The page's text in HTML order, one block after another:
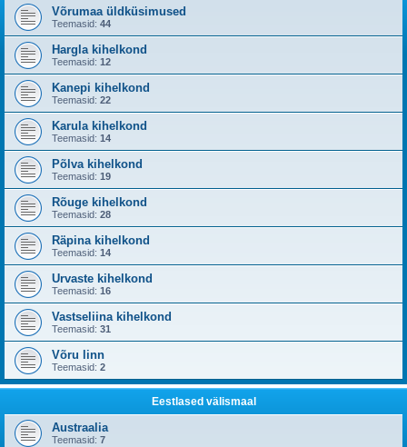
Võrumaa üldküsimused
Teemasid: 44
Hargla kihelkond
Teemasid: 12
Kanepi kihelkond
Teemasid: 22
Karula kihelkond
Teemasid: 14
Põlva kihelkond
Teemasid: 19
Rõuge kihelkond
Teemasid: 28
Räpina kihelkond
Teemasid: 14
Urvaste kihelkond
Teemasid: 16
Vastseliina kihelkond
Teemasid: 31
Võru linn
Teemasid: 2
Eestlased välismaal
Austraalia
Teemasid: 7